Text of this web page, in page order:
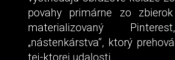
povahy primárne zo
materializovaný
„nástenkárstva“, ktorý
tej-ktorej udalosti.